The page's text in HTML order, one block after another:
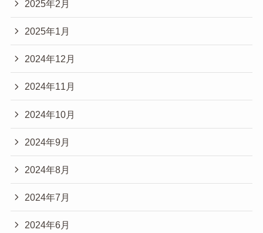
2025年2月
2025年1月
2024年12月
2024年11月
2024年10月
2024年9月
2024年8月
2024年7月
2024年6月